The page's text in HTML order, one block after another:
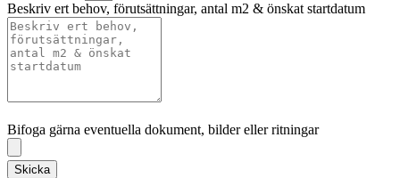
Beskriv ert behov, förutsättningar, antal m2 & önskat startdatum
Bifoga gärna eventuella dokument, bilder eller ritningar
Skicka